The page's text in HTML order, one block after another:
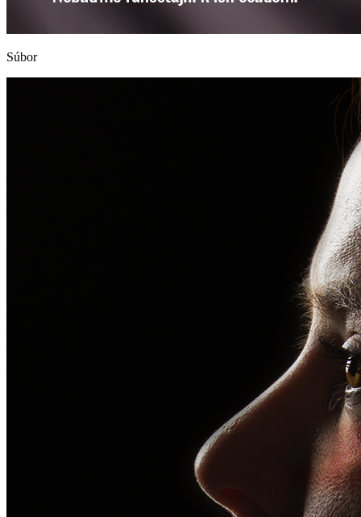
Súbor